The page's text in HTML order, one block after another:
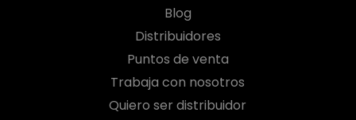
Blog
Distribuidores
Puntos de venta
Trabaja con nosotros
Quiero ser distribuidor